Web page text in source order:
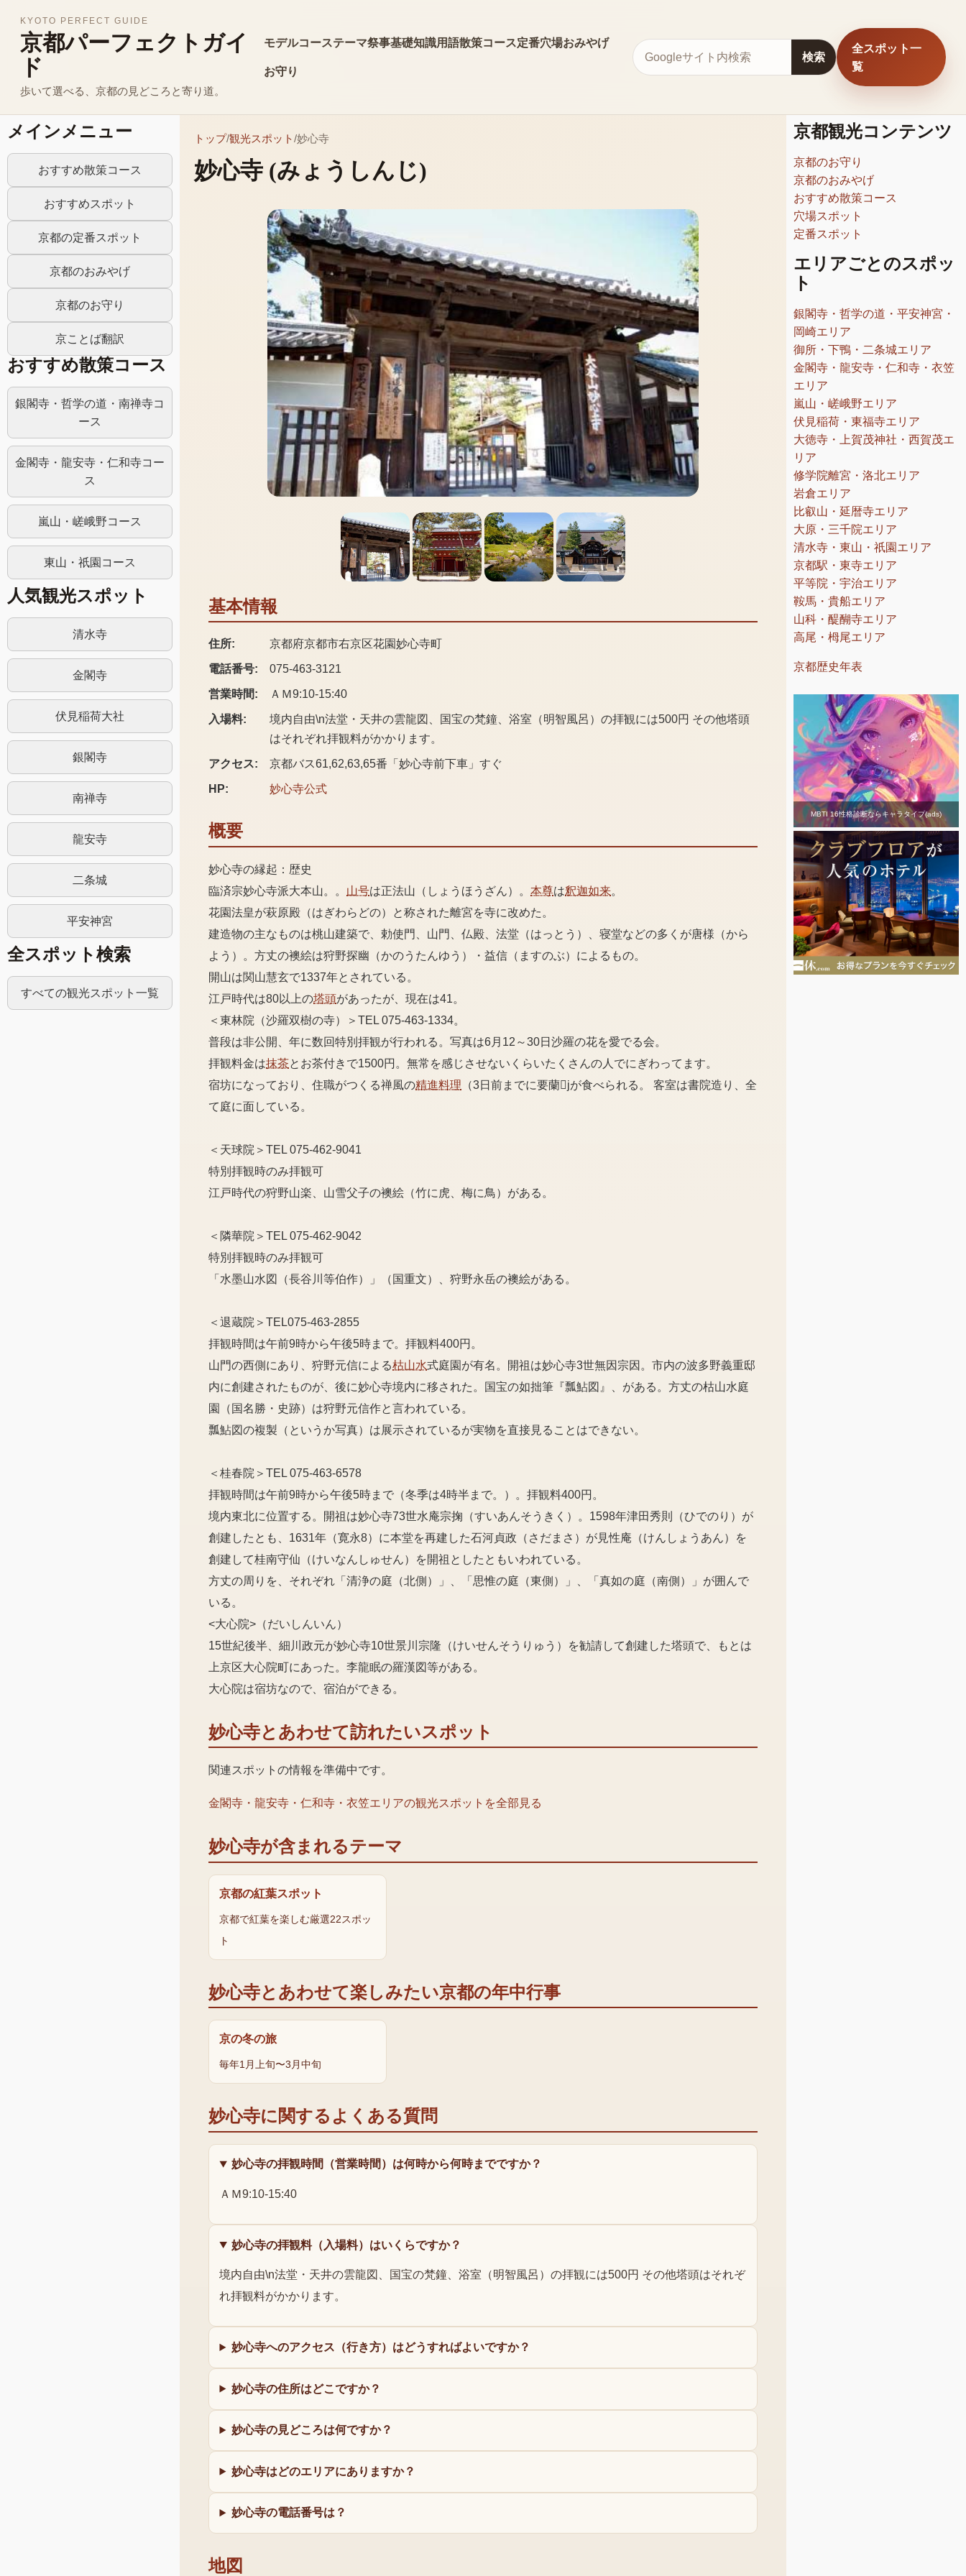
KYOTO PERFECT GUIDE
京都パーフェクトガイ
ド
歩いて選べる、京都の見どころと寄り道。
モデルコーステーマ祭事基礎知識用語散策コース定番穴場おみやげ
お守り
サイト内検索
検索
全スポット一
覧
メインメニュー
おすすめ散策コース
おすすめスポット
京都の定番スポット
京都のおみやげ
京都のお守り
京ことば翻訳
おすすめ散策コース
銀閣寺・哲学の道・南禅寺コ
ース
金閣寺・龍安寺・仁和寺コー
ス
嵐山・嵯峨野コース
東山・祇園コース
人気観光スポット
清水寺
金閣寺
伏見稲荷大社
銀閣寺
南禅寺
龍安寺
二条城
平安神宮
全スポット検索
すべての観光スポット一覧
トップ/観光スポット/妙心寺
妙心寺 (みょうしんじ)
基本情報
住所: 京都府京都市右京区花園妙心寺町
電話番号: 075-463-3121
営業時間: ＡＭ9:10-15:40
入場料:
境内自由\n法堂・天井の雲龍図、国宝の梵鐘、浴室（明智風呂）の拝観には500円 その他塔頭
はそれぞれ拝観料がかかります。
アクセス: 京都バス61,62,63,65番「妙心寺前下車」すぐ
HP: 妙心寺公式
概要
妙心寺の縁起：歴史
臨済宗妙心寺派大本山。。 山号は正法山（しょうほうざん）。 本尊は釈迦如来。
花園法皇が萩原殿（はぎわらどの）と称された離宮を寺に改めた。
建造物の主なものは桃山建築で、勅使門、山門、仏殿、法堂（はっとう）、寝堂などの多くが唐様（から
よう）。方丈の襖絵は狩野探幽（かのうたんゆう）・益信（ますのぶ）によるもの。
開山は関山慧玄で1337年とされている。
江戸時代は80以上の塔頭があったが、現在は41。
＜東林院（沙羅双樹の寺）＞TEL 075-463-1334。
普段は非公開、年に数回特別拝観が行われる。写真は6月12～30日沙羅の花を愛でる会。
拝観料金は抹茶とお茶付きで1500円。無常を感じさせないくらいたくさんの人でにぎわってます。
宿坊になっており、住職がつくる禅風の精進料理 （3日前までに要蘭jが食べられる。 客室は書院造り、全
て庭に面している。
＜天球院＞TEL 075-462-9041
特別拝観時のみ拝観可
江戸時代の狩野山楽、山雪父子の襖絵（竹に虎、梅に鳥）がある。
＜隣華院＞TEL 075-462-9042
特別拝観時のみ拝観可
「水墨山水図（長谷川等伯作）」（国重文）、狩野永岳の襖絵がある。
＜退蔵院＞TEL075-463-2855
拝観時間は午前9時から午後5時まで。拝観料400円。
山門の西側にあり、狩野元信による枯山水式庭園が有名。開祖は妙心寺3世無因宗因。市内の波多野義重邸
内に創建されたものが、後に妙心寺境内に移された。国宝の如拙筆『瓢鮎図』、がある。方丈の枯山水庭
園（国名勝・史跡）は狩野元信作と言われている。
瓢鮎図の複製（というか写真）は展示されているが実物を直接見ることはできない。
＜桂春院＞TEL 075-463-6578
拝観時間は午前9時から午後5時まで（冬季は4時半まで。）。拝観料400円。
境内東北に位置する。開祖は妙心寺73世水庵宗掬（すいあんそうきく）。1598年津田秀則（ひでのり）が
創建したとも、1631年（寛永8）に本堂を再建した石河貞政（さだまさ）が見性庵（けんしょうあん）を
創建して桂南守仙（けいなんしゅせん）を開祖としたともいわれている。
方丈の周りを、それぞれ「清浄の庭（北側）」、「思惟の庭（東側）」、「真如の庭（南側）」が囲んで
いる。
<大心院>（だいしんいん）
15世紀後半、細川政元が妙心寺10世景川宗隆（けいせんそうりゅう）を勧請して創建した塔頭で、もとは
上京区大心院町にあった。李龍眠の羅漢図等がある。
大心院は宿坊なので、宿泊ができる。
妙心寺とあわせて訪れたいスポット
関連スポットの情報を準備中です。
金閣寺・龍安寺・仁和寺・衣笠エリアの観光スポットを全部見る
妙心寺が含まれるテーマ
京都の紅葉スポット
京都で紅葉を楽しむ厳選22スポッ
ト
妙心寺とあわせて楽しみたい京都の年中行事
京の冬の旅
毎年1月上旬〜3月中旬
妙心寺に関するよくある質問
妙心寺の拝観時間（営業時間）は何時から何時までですか？
ＡＭ9:10-15:40
妙心寺の拝観料（入場料）はいくらですか？
境内自由\n法堂・天井の雲龍図、国宝の梵鐘、浴室（明智風呂）の拝観には500円 その他塔頭はそれぞ
れ拝観料がかかります。
妙心寺へのアクセス（行き方）はどうすればよいですか？
妙心寺の住所はどこですか？
妙心寺の見どころは何ですか？
妙心寺はどのエリアにありますか？
妙心寺の電話番号は？
地図
京都観光コンテンツ
京都のお守り
京都のおみやげ
おすすめ散策コース
穴場スポット
定番スポット
エリアごとのスポッ
ト
銀閣寺・哲学の道・平安神宮・
岡崎エリア
御所・下鴨・二条城エリア
金閣寺・龍安寺・仁和寺・衣笠
エリア
嵐山・嵯峨野エリア
伏見稲荷・東福寺エリア
大徳寺・上賀茂神社・西賀茂エ
リア
修学院離宮・洛北エリア
岩倉エリア
比叡山・延暦寺エリア
大原・三千院エリア
清水寺・東山・祇園エリア
京都駅・東寺エリア
平等院・宇治エリア
鞍馬・貴船エリア
山科・醍醐寺エリア
高尾・栂尾エリア
京都歴史年表
MBTI 16性格診断ならキャラタイプ(ads)